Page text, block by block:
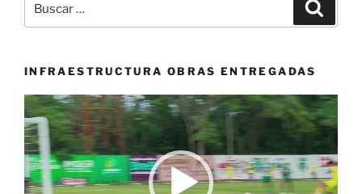
y
de
estudiantes
se
beneficiarán
de
la
por:
INFRAESTRUCTURA OBRAS ENTREGADAS
Reproductor
de
vídeo